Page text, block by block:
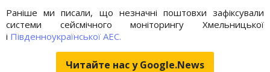
Раніше ми писали, що незначні поштовхи зафіксували
системи сейсмічного моніторингу Хмельницької
і Південноукраїнської АЕС.
Читайте нас у Google.News